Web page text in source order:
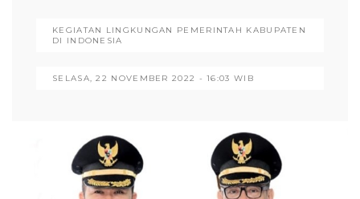
KEGIATAN LINGKUNGAN PEMERINTAH KABUPATEN
DI INDONESIA
SELASA, 22 NOVEMBER 2022 - 16:03 WIB